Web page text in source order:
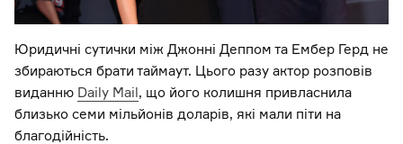
Юридичні сутички між Джонні Деппом та Ембер Герд не
збираються брати таймаут. Цього разу актор розповів
виданню Daily Mail, що його колишня привласнила
близько семи мільйонів доларів, які мали піти на
благодійність.